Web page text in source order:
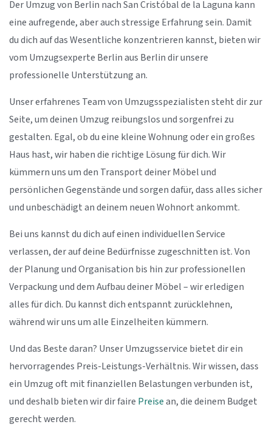
Der Umzug von Berlin nach San Cristóbal de la Laguna kann
eine aufregende, aber auch stressige Erfahrung sein. Damit
du dich auf das Wesentliche konzentrieren kannst, bieten wir
vom Umzugsexperte Berlin aus Berlin dir unsere
professionelle Unterstützung an.
Unser erfahrenes Team von Umzugsspezialisten steht dir zur
Seite, um deinen Umzug reibungslos und sorgenfrei zu
gestalten. Egal, ob du eine kleine Wohnung oder ein großes
Haus hast, wir haben die richtige Lösung für dich. Wir
kümmern uns um den Transport deiner Möbel und
persönlichen Gegenstände und sorgen dafür, dass alles sicher
und unbeschädigt an deinem neuen Wohnort ankommt.
Bei uns kannst du dich auf einen individuellen Service
verlassen, der auf deine Bedürfnisse zugeschnitten ist. Von
der Planung und Organisation bis hin zur professionellen
Verpackung und dem Aufbau deiner Möbel – wir erledigen
alles für dich. Du kannst dich entspannt zurücklehnen,
während wir uns um alle Einzelheiten kümmern.
Und das Beste daran? Unser Umzugsservice bietet dir ein
hervorragendes Preis-Leistungs-Verhältnis. Wir wissen, dass
ein Umzug oft mit finanziellen Belastungen verbunden ist,
und deshalb bieten wir dir faire Preisean, die deinem Budget
gerecht werden.